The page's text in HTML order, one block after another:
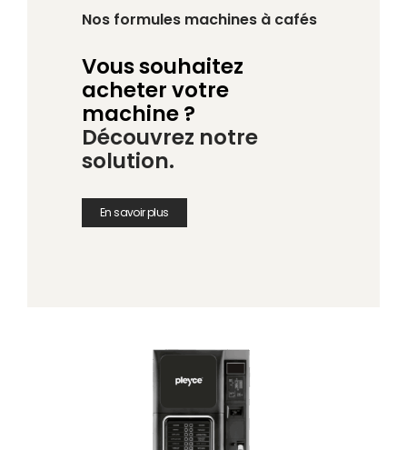
Nos formules machines à cafés
Vous souhaitez
acheter votre
machine ?
Découvrez notre
solution.
En savoir plus